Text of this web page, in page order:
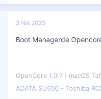
3 Nis 2025
Boot Managerde
OpenCore 1.0.7 macOS
ADATA SU650 - Toshiba